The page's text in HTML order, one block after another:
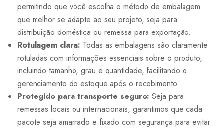
permitindo que você escolha o método de embalagem
que melhor se adapte ao seu projeto, seja para
distribuição doméstica ou remessa para exportação.
Rotulagem clara: Todas as embalagens são claramente
rotuladas com informações essenciais sobre o produto,
incluindo tamanho, grau e quantidade, facilitando o
gerenciamento do estoque após o recebimento.
Protegido para transporte seguro: Seja para
remessas locais ou internacionais, garantimos que cada
pacote seja amarrado e fixado com segurança para evitar